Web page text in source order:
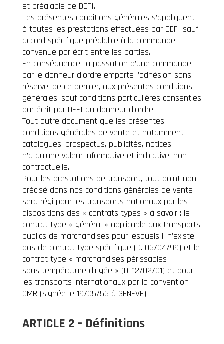
et préalable de DEFI.
Les présentes conditions générales s’appliquent
à toutes les prestations effectuées par DEFI sauf
accord spécifique préalable à la commande
convenue par écrit entre les parties.
En conséquence, la passation d’une commande
par le donneur d’ordre emporte l’adhésion sans
réserve, de ce dernier, aux présentes conditions
générales, sauf conditions particulières consenties
par écrit par DEFI au donneur d’ordre.
Tout autre document que les présentes
conditions générales de vente et notamment
catalogues, prospectus, publicités, notices,
n’a qu’une valeur informative et indicative, non
contractuelle.
Pour les prestations de transport, tout point non
précisé dans nos conditions générales de vente
sera régi pour les transports nationaux par les
dispositions des « contrats types » à savoir : le
contrat type « général » applicable aux transports
publics de marchandises pour lesquels il n’existe
pas de contrat type spécifique (D. 06/04/99) et le
contrat type « marchandises périssables
sous température dirigée » (D. 12/02/01) et pour
les transports internationaux par la convention
CMR (signée le 19/05/56 à GENEVE).
ARTICLE 2 – Définitions